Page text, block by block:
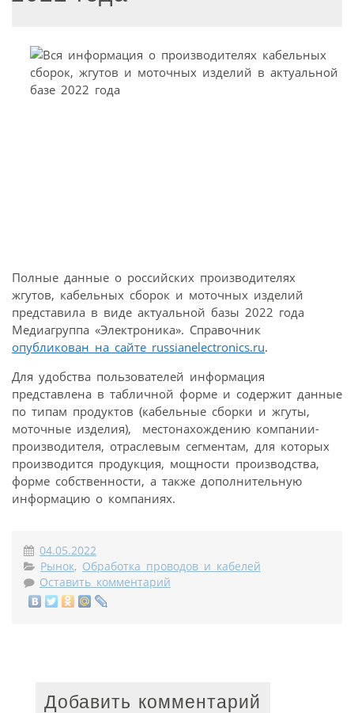
Полные данные о российских производителях
жгутов, кабельных сборок и моточных изделий
представила в виде актуальной базы 2022 года
Медиагруппа «Электроника». Справочник
опубликован на сайте russianelectronics.ru.
Для удобства пользователей информация
представлена в табличной форме и содержит данные
по типам продуктов (кабельные сборки и жгуты,
моточные изделия), местонахождению компании-
производителя, отраслевым сегментам, для которых
производится продукция, мощности производства,
форме собственности, а также дополнительную
информацию о компаниях.
04.05.2022
Рынок, Обработка проводов и кабелей
Оставить комментарий
Добавить комментарий